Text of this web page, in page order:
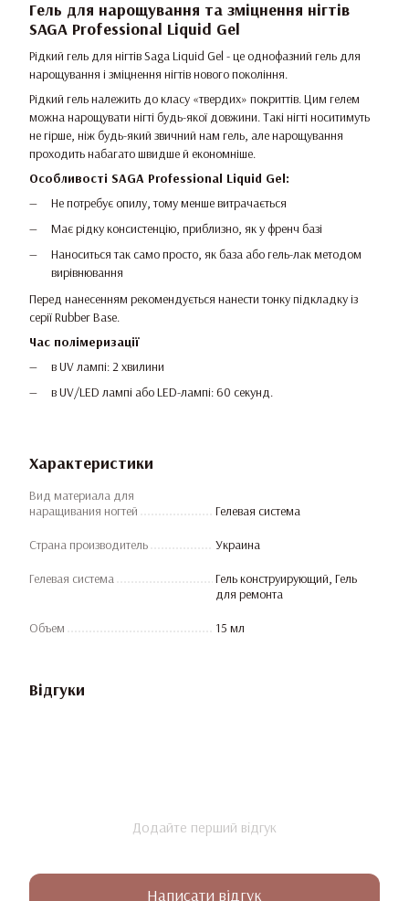
Гель для нарощування та зміцнення нігтів
SAGA Professional Liquid Gel
Рідкий гель для нігтів Saga Liquid Gel - це однофазний гель для
нарощування і зміцнення нігтів нового покоління.
Рідкий гель належить до класу «твердих» покриттів. Цим гелем
можна нарощувати нігті будь-якої довжини. Такі нігті носитимуть
не гірше, ніж будь-який звичний нам гель, але нарощування
проходить набагато швидше й економніше.
Особливості SAGA Professional Liquid Gel:
Не потребує опилу, тому менше витрачається
Має рідку консистенцію, приблизно, як у френч базі
Наноситься так само просто, як база або гель-лак методом
вирівнювання
Перед нанесенням рекомендується нанести тонку підкладку із
серії Rubber Base.
Час полімеризації
в UV лампі: 2 хвилини
в UV/LED лампі або LED-лампі: 60 секунд.
Характеристики
Вид материала для
наращивания ногтей
Гелевая система
Страна производитель Украина
Гелевая система
Гель конструирующий, Гель
для ремонта
Объем 15 мл
Відгуки
Додайте перший відгук
Написати відгук